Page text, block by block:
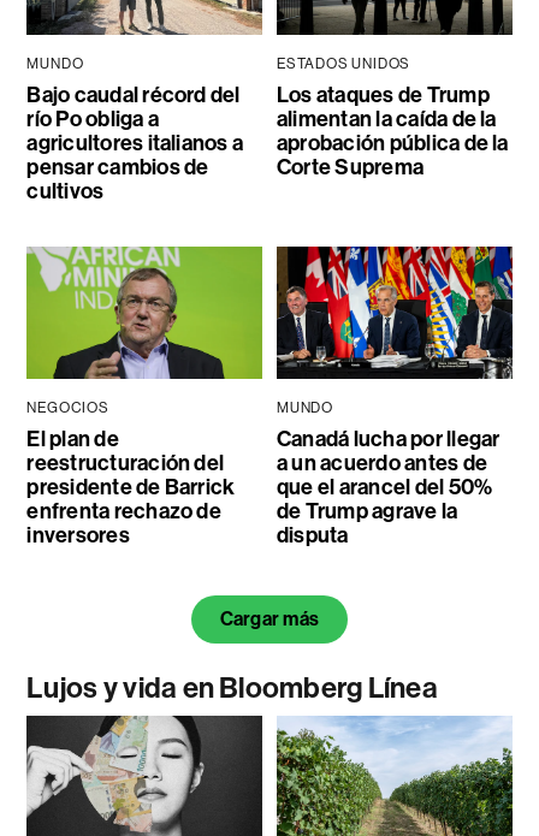
MUNDO
Bajo caudal récord del
río Po obliga a
agricultores italianos a
pensar cambios de
cultivos
ESTADOS UNIDOS
Los ataques de Trump
alimentan la caída de la
aprobación pública de la
Corte Suprema
NEGOCIOS
El plan de
reestructuración del
presidente de Barrick
enfrenta rechazo de
inversores
MUNDO
Canadá lucha por llegar
a un acuerdo antes de
que el arancel del 50%
de Trump agrave la
disputa
Cargar más
Lujos y vida en Bloomberg Línea